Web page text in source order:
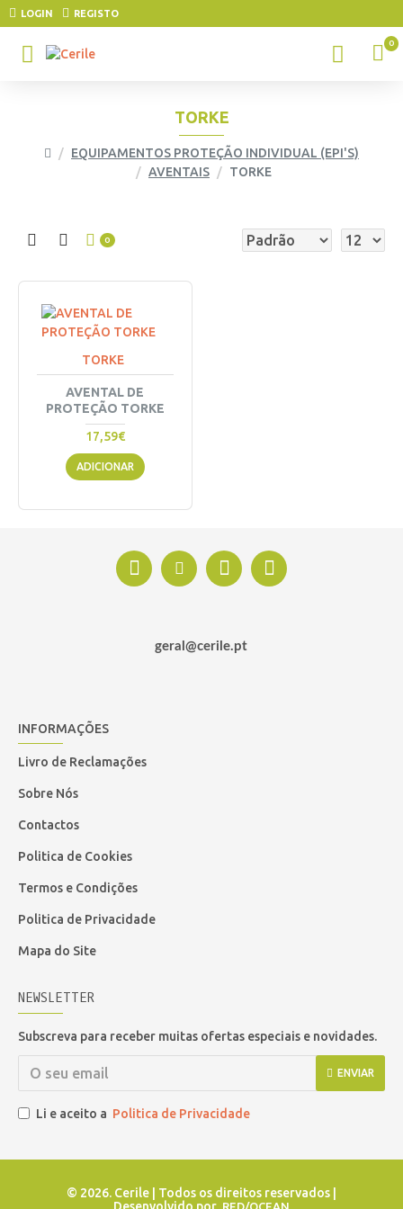
LOGIN REGISTO
0
EQUIPAMENTOS PROTEÇÃO INDIVIDUAL (EPI'S)
AVENTAIS
TORKE
TORKE
0
TORKE
AVENTAL DE
PROTEÇÃO TORKE
17,59€
ADICIONAR
geral@cerile.pt
INFORMAÇÕES
Livro de Reclamações
Sobre Nós
Contactos
Politica de Cookies
Termos e Condições
Politica de Privacidade
Mapa do Site
NEWSLETTER
Subscreva para receber muitas ofertas especiais e novidades.
ENVIAR
Li e aceito a Politica de Privacidade
© 2026. Cerile | Todos os direitos reservados |
RED/OCEAN